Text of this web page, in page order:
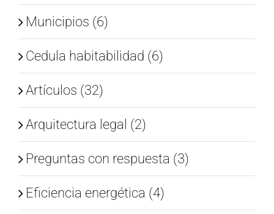
Municipios (6)
Cedula habitabilidad (6)
Artículos (32)
Arquitectura legal (2)
Preguntas con respuesta (3)
Eficiencia energética (4)